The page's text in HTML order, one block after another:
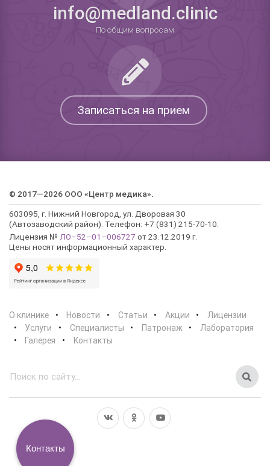
info@medland.clinic
По общим вопросам
Записаться на прием
© 2017—2026 ООО «Центр медика».
603095, г. Нижний Новгород, ул. Дворовая 30
(Автозаводский район). Телефон: +7 (831) 215-70-10.
Лицензия № ЛО–52–01–006727 от 23.12.2019 г.
Цены носят информационный характер.
О клинике Новости Статьи Акции
Лицензии
Услуги
Специалисты Патронаж
Лаборатория
Галерея
Контакты
Контакты